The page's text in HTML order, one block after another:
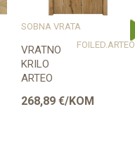
SOBNA VRATA
FOILED.ARTEO
VRATNO
KRILO
ARTEO
268,89 €/KOM